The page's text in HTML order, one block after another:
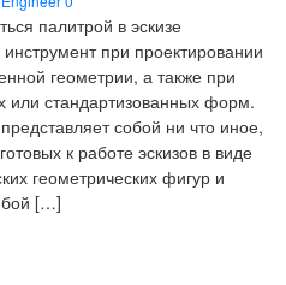
палитрой в эскизе
при проектировании
геометрии, а также при
или стандартизованных форм.
собой ни что иное,
к работе эскизов в виде
геометрических фигур и
[…]